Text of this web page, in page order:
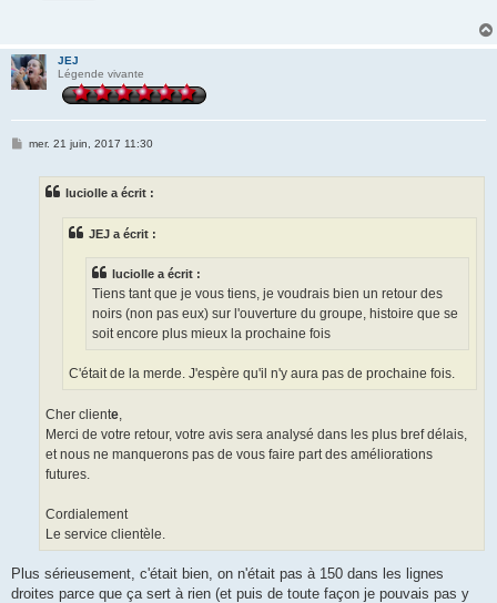
JEJ
Légende vivante
Mmer. 21 juin, 2017 11:30
luciolle a écrit :
JEJ a écrit :
luciolle a écrit :
Tiens tant que je vous tiens, je voudrais bien un retour des
noirs (non pas eux) sur l'ouverture du groupe, histoire que se
soit encore plus mieux la prochaine fois
C'était de la merde. J'espère qu'il n'y aura pas de prochaine fois.
Cher cliente
Merci de votre retour, votre avis sera analysé dans les plus bref délais,
et nous ne manquerons pas de vous faire part des améliorations
futures.
Cordialement
Le service clientèle.
Plus sérieusement, c'était bien, on n'était pas à 150 dans les lignes
droites parce que ça sert à rien (et puis de toute façon je pouvais pas y